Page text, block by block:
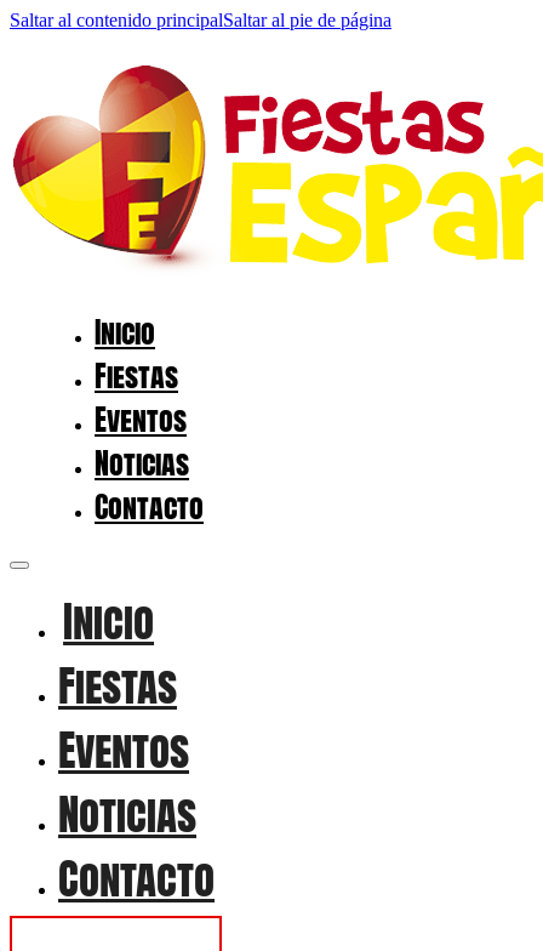
Saltar al contenido principalSaltar al pie de página
Inicio
Fiestas
Eventos
Noticias
Contacto
Inicio
Fiestas
Eventos
Noticias
Contacto